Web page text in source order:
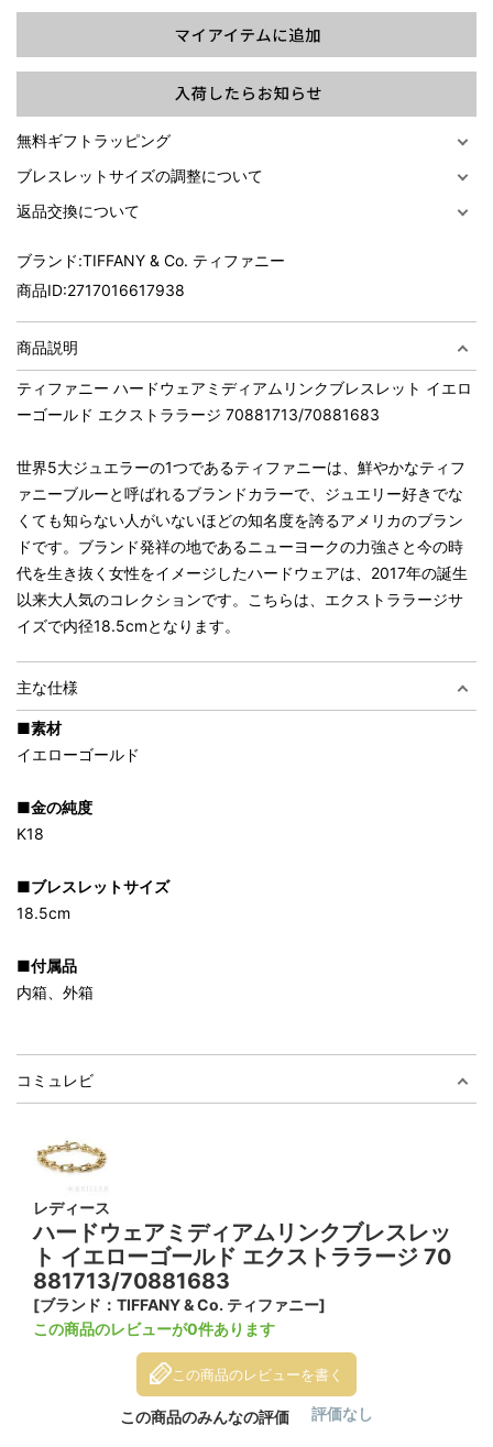
無料ギフトラッピング
ブレスレットサイズの調整について
返品交換について
ブランド:TIFFANY & Co. ティファニー
商品ID:2717016617938
商品説明
ティファニー ハードウェアミディアムリンクブレスレット イエロ
ーゴールド エクストララージ 70881713/70881683
世界5大ジュエラーの1つであるティファニーは、鮮やかなティフ
ァニーブルーと呼ばれるブランドカラーで、ジュエリー好きでな
くても知らない人がいないほどの知名度を誇るアメリカのブラン
ドです。ブランド発祥の地であるニューヨークの力強さと今の時
代を生き抜く女性をイメージしたハードウェアは、2017年の誕生
以来大人気のコレクションです。こちらは、エクストララージサ
イズで内径18.5cmとなります。
主な仕様
■素材
イエローゴールド
■金の純度
K18
■ブレスレットサイズ
18.5cm
■付属品
内箱、外箱
コミュレビ
レディース
ハードウェアミディアムリンクブレスレッ
ト イエローゴールド エクストララージ 70
881713/70881683
[ブランド：TIFFANY & Co. ティファニー]
この商品のレビューが0件あります
この商品のレビューを書く
この商品のみんなの評価 評価なし